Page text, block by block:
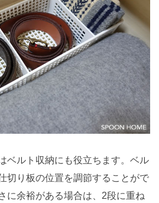
ベルト収納にも役立ちます。ベル
切り板の位置を調節することがで
に余裕がある場合は、2段に重ね